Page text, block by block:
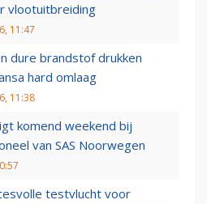
vlootuitbreiding
11:47
dure brandstof drukken
hard omlaag
11:38
komend weekend bij
van SAS Noorwegen
testvlucht voor